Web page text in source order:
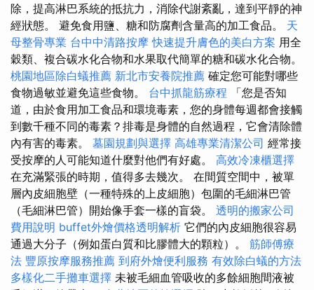
除，提高淋巴系統的抵抗力，消除代謝紊亂，達到平靜的神
經狀態。 避免食用鹽、糖和防腐劑含量高的加工食品。 天
母整骨專業 台中中清路按摩快速提升膚色的美白方案 用全
穀類、複合碳水化合物和水果取代簡單的糖和碳水化合物。
桃園地區除白蟻推薦 新北市安養院推薦 確定您可能對哪些
食物過敏並避免這些食物。 台中抓龍筋療程
「您是否知
道，由於食用加工食品和環境毒素，您的身體每週都會接觸
到數千種不同的毒素？排毒是身體的自然過程，它會清除體
內有害的毒素。 墓園規劃與選擇 高雄專業清潔公司 經常接
受按摩的人可能知道什麼對他們有好處。 高效冷凍櫃選擇
在充滿緊張的時期，值得多去幾次。 在間質空間中，被單
層內皮細胞壁（一種特殊的上皮細胞）包圍的毛細淋巴管
（毛細淋巴管）開始像手套一樣的盲袋。 透明的搬家公司
費用說明 buffet外燴價格透明解析 它們的內皮細胞很容易
通過大分子（例如蛋白質和比膠體大的顆粒）。 筋師傅療
法 豐原按摩服務推薦 到府外燴便利服務 有效除白蟻的方法
多樣化二手攤車選擇 未被毛細血管吸收的多餘細胞間液被